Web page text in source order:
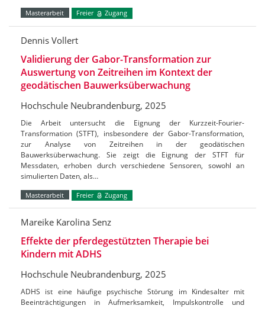
Masterarbeit Freier Zugang
Dennis Vollert
Validierung der Gabor-Transformation zur
Auswertung von Zeitreihen im Kontext der
geodätischen Bauwerksüberwachung
Hochschule Neubrandenburg, 2025
Die Arbeit untersucht die Eignung der Kurzzeit-Fourier-
Transformation (STFT), insbesondere der Gabor-Transformation,
zur Analyse von Zeitreihen in der geodätischen
Bauwerksüberwachung. Sie zeigt die Eignung der STFT für
Messdaten, erhoben durch verschiedene Sensoren, sowohl an
simulierten Daten, als…
Masterarbeit Freier Zugang
Mareike Karolina Senz
Effekte der pferdegestützten Therapie bei
Kindern mit ADHS
Hochschule Neubrandenburg, 2025
ADHS ist eine häufige psychische Störung im Kindesalter mit
Beeinträchtigungen in Aufmerksamkeit, Impulskontrolle und